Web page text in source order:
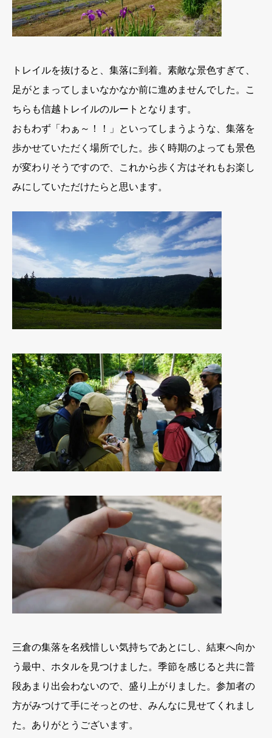
トレイルを抜けると、集落に到着。素敵な景色すぎて、
足がとまってしまいなかなか前に進めませんでした。こ
ちらも信越トレイルのルートとなります。
おもわず「わぁ～！！」といってしまうような、集落を
歩かせていただく場所でした。歩く時期のよっても景色
が変わりそうですので、これから歩く方はそれもお楽し
みにしていただけたらと思います。
三倉の集落を名残惜しい気持ちであとにし、結東へ向か
う最中、ホタルを見つけました。季節を感じると共に普
段あまり出会わないので、盛り上がりました。参加者の
方がみつけて手にそっとのせ、みんなに見せてくれまし
た。ありがとうございます。